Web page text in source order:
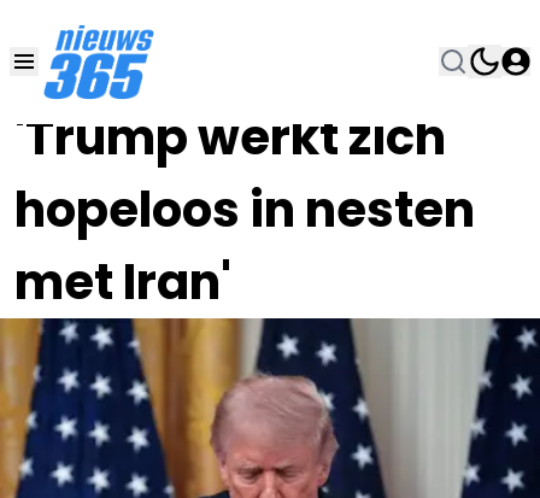
'Trump werkt zich
hopeloos in nesten
met Iran'
25 MEI , 11:00•